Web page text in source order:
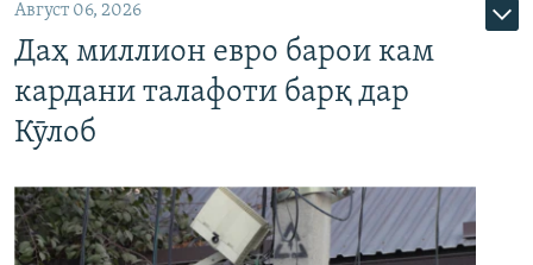
Август 06, 2026
Даҳ миллион евро барои кам
кардани талафоти барқ дар
Кӯлоб